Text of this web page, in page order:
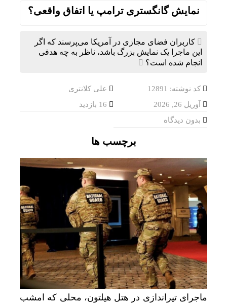
نمایش گانگستری ترامپ یا اتفاق واقعی؟
کاربران فضای مجازی در آمریکا می‌پرسند که اگر
این ماجرا یک نمایش بزرگ باشد، ناظر به چه هدفی
انجام شده است؟
کد نوشته: 12891
علی کلانتری
آوریل 26, 2026
بدون دیدگاه
برچسب ها
ماجرای تیراندازی در هتل هیلتون، محلی که امشب